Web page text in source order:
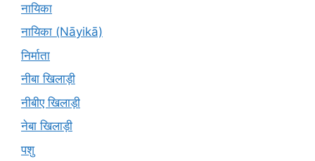
नायिका
नायिका (Nāyikā)
निर्माता
नीबा खिलाड़ी
नीबीए खिलाड़ी
नेबा खिलाड़ी
पशु